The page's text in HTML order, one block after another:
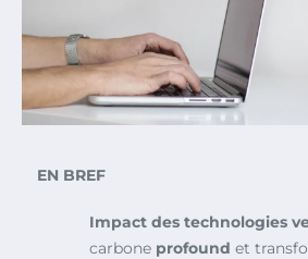
EN BREF
Impact des technologies
carbone profound et